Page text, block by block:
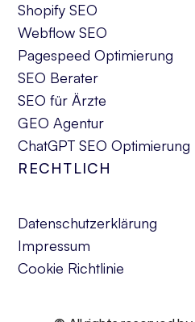
Shopify SEO
Webflow SEO
Pagespeed Optimierung
SEO Berater
SEO für Ärzte
GEO Agentur
ChatGPT SEO Optimierung
RECHTLICH
Datenschutzerklärung
Impressum
Cookie Richtlinie